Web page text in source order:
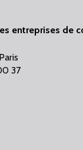
entreprises de
37